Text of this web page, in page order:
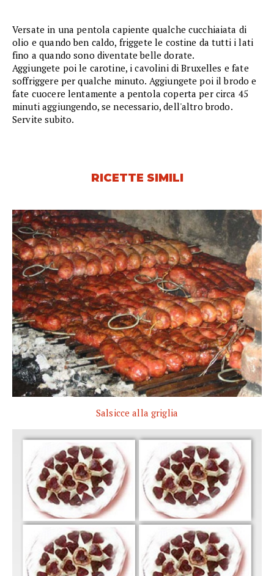
Versate in una pentola capiente qualche cucchiaiata di
olio e quando ben caldo, friggete le costine da tutti i lati
fino a quando sono diventate belle dorate.
Aggiungete poi le carotine, i cavolini di Bruxelles e fate
soffriggere per qualche minuto. Aggiungete poi il brodo e
fate cuocere lentamente a pentola coperta per circa 45
minuti aggiungendo, se necessario, dell'altro brodo.
Servite subito.
RICETTE SIMILI
Salsicce alla griglia